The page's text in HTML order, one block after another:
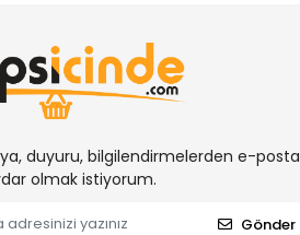
duyuru, bilgilendirmelerden e-posta
olmak istiyorum.
Gönder